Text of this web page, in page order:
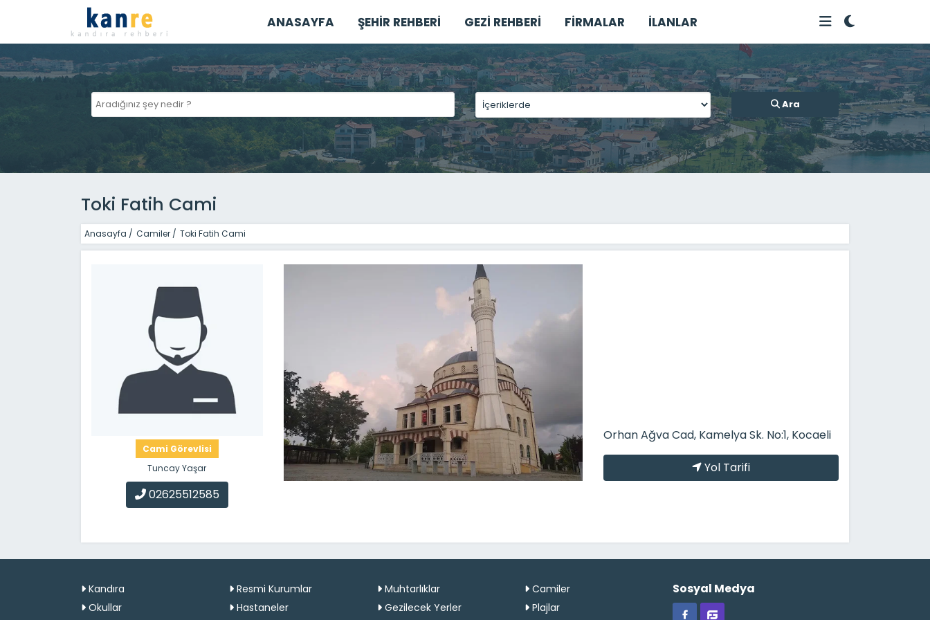
ANASAYFA ŞEHİR REHBERİ GEZİ REHBERİ FİRMALAR İLANLAR
Ara
Toki Fatih Cami
Anasayfa / Camiler / Toki Fatih Cami
Cami Görevlisi
Tuncay Yaşar
02625512585
Orhan Ağva Cad, Kamelya Sk. No:1, Kocaeli
Yol Tarifi
Kandıra Resmi Kurumlar Muhtarlıklar
Camiler
Okullar
Hastaneler Gezilecek Yerler
Plajlar
Sosyal Medya